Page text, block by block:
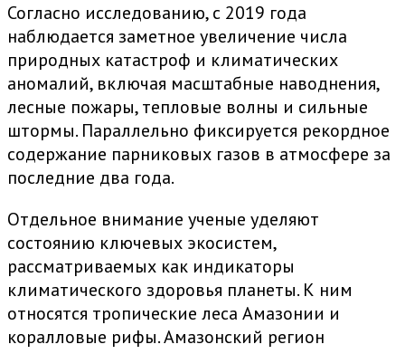
Согласно исследованию, с 2019 года
наблюдается заметное увеличение числа
природных катастроф и климатических
аномалий, включая масштабные наводнения,
лесные пожары, тепловые волны и сильные
штормы. Параллельно фиксируется рекордное
содержание парниковых газов в атмосфере за
последние два года.
Отдельное внимание ученые уделяют
состоянию ключевых экосистем,
рассматриваемых как индикаторы
климатического здоровья планеты. К ним
относятся тропические леса Амазонии и
коралловые рифы. Амазонский регион